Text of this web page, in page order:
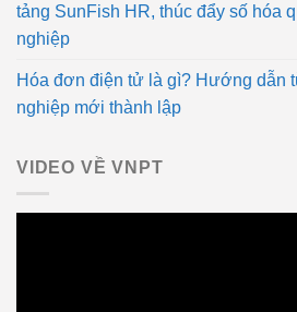
tảng SunFish HR, thúc đẩy số hóa
nghiệp
Hóa đơn điện tử là gì? Hướng dẫn
nghiệp mới thành lập
VIDEO VỀ VNPT